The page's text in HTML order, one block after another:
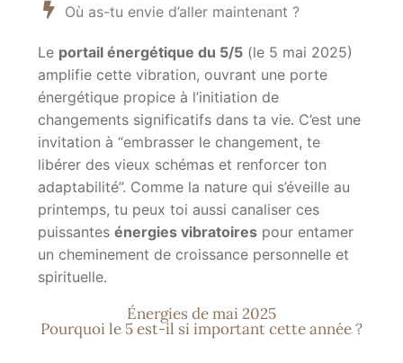
Où as-tu envie d’aller maintenant ?
Le portail énergétique du 5/5 (le 5 mai 2025)
amplifie cette vibration, ouvrant une porte
énergétique propice à l’initiation de
changements significatifs dans ta vie. C’est une
invitation à “embrasser le changement, te
libérer des vieux schémas et renforcer ton
adaptabilité”. Comme la nature qui s’éveille au
printemps, tu peux toi aussi canaliser ces
puissantes énergies vibratoires pour entamer
un cheminement de croissance personnelle et
spirituelle.
Énergies de mai 2025
Pourquoi le 5 est-il si important cette année ?